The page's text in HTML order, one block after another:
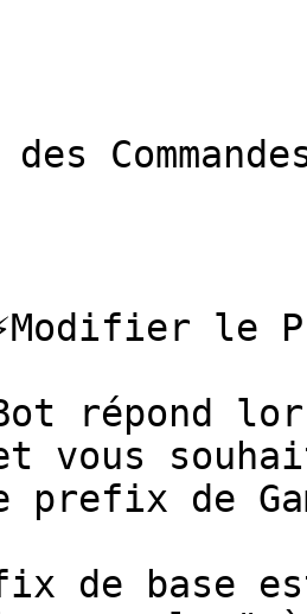
le
répond
et vous
prefix de
de base